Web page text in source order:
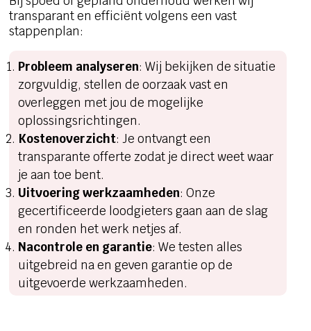
transparant en efficiënt volgens een vast
stappenplan:
Probleem analyseren: Wij bekijken de situatie
zorgvuldig, stellen de oorzaak vast en
overleggen met jou de mogelijke
oplossingsrichtingen.
Kostenoverzicht: Je ontvangt een
transparante offerte zodat je direct weet waar
je aan toe bent.
Uitvoering werkzaamheden: Onze
gecertificeerde loodgieters gaan aan de slag
en ronden het werk netjes af.
Nacontrole en garantie: We testen alles
uitgebreid na en geven garantie op de
uitgevoerde werkzaamheden.